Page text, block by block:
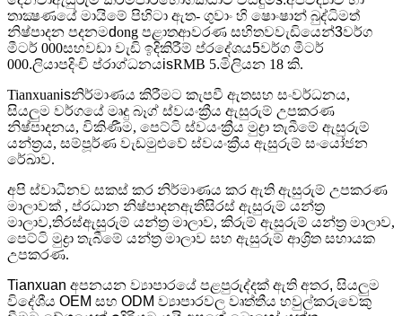
තාක්‍ෂණයේ මායිමේ පිහිටා ඇත- ගුවාං හි ෂොංෂාන් බුද්ධිමත්
නිෂ්පාදන පදනමdong පළාතආවරණ සහිතවවැඩියෙන්3වර්ග
මීටර් 000සහවඩා වැඩි ඉදිකිරීම් ප්රදේශය5වර්ග මීටර්
000.ලියාපදිංචි ප්රාග්ධනයisRMB 5.මිලියන 18 කි.
Tianxuanisනිර්මාණය කිරීමට කැපවී ඇතසහ සංවර්ධනය,
සියලුම වර්ගයේ මෘදු බෑග් ස්වයංක්‍රීය ඇසුරුම් උපකරණ
නිෂ්පාදනය, විකිණීම, පෙට්ටි ස්වයංක්‍රීය මුද්‍රා තැබීමේ ඇසුරුම්
යන්ත්‍රය, සම්පූර්ණ වැඩමුළුවේ ස්වයංක්‍රීය ඇසුරුම් සංයෝජන
රේඛාව.
අපි ස්වාධීනව සකස් කර නිර්මාණය කර ඇති ඇසුරුම් උපකරණ
මාලාවක් , ප්රධාන නිෂ්පාදනඇතිසිරස් ඇසුරුම් යන්ත්‍ර
මාලාව,තිරස්ඇසුරුම් යන්ත්‍ර මාලාව, කිරුම් ඇසුරුම් යන්ත්‍ර මාලාව,
පෙට්ටි මුද්‍රා තැබීමේ යන්ත්‍ර මාලාව සහ ඇසුරුම් ආශ්‍රිත සහායක
උපකරණ.
Tianxuan අපනයන ව්‍යාපාරයේ පළපුරුද්දක් ඇති අතර, සියලුම
විදේශීය OEM සහ ODM ව්‍යාපාරවල වෘත්තීය හවුල්කරුවෙකු